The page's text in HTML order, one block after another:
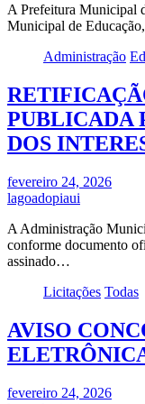
A Prefeitura Municipal
Municipal de
Administração
PUBLICADA
DOS
fevereiro 24, 2026
lagoadopiaui
A Administração
conforme documento
assinado…
Licitações Todas
AVISO
fevereiro 24, 2026